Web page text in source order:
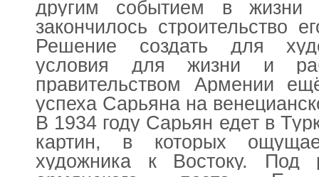
другим событием в жизни
закончилось строительство
Решение создать для
условия для жизни и
правительством Армении
успеха Сарьяна на
В 1934 году Сарьян едет в
картин, в которых
художника к Востоку. Под